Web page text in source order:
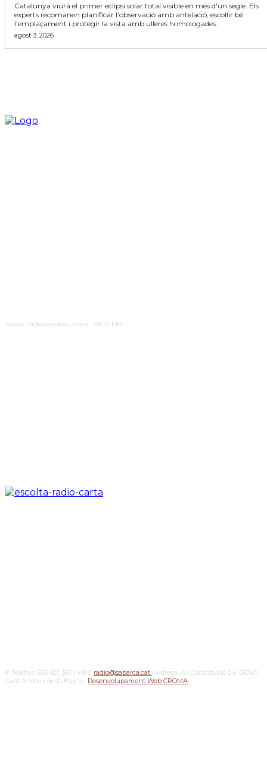
Catalunya viurà el primer eclipsi solar total visible en més d'un segle. Els
experts recomanen planificar l'observació amb antelació, escollir bé
l'emplaçament i protegir la vista amb ulleres homologades.
agost 3, 2026
www.radiosandreu.com · 98.0 FM
© Telèfon: 936 821 367 | Mail: radio@sabarca.cat | Adreça: Av Constitució 24, 08740
Sant Andreu de la Barca | Desenvolupament Web CROMA